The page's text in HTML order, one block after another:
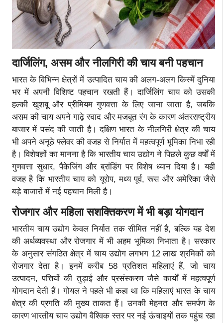
दार्जिलिंग, असम और नीलगिरी की चाय बनी पहचान
भारत के विभिन्न क्षेत्रों में उत्पादित चाय की अलग-अलग किस्में दुनिया
भर में अपनी विशिष्ट पहचान रखती हैं। दार्जिलिंग चाय को उसकी
हल्की खुशबू और प्रीमियम गुणवत्ता के लिए जाना जाता है, जबकि
असम की चाय अपने गाढ़े स्वाद और मजबूत रंग के कारण अंतरराष्ट्रीय
बाजार में पसंद की जाती है। दक्षिण भारत के नीलगिरी क्षेत्र की चाय
भी अपने अनूठे फ्लेवर की वजह से निर्यात में महत्वपूर्ण भूमिका निभा रही
है। विशेषज्ञों का मानना है कि भारतीय चाय उद्योग ने पिछले कुछ वर्षों में
गुणवत्ता सुधार, पैकेजिंग और ब्रांडिंग पर विशेष ध्यान दिया है। यही
वजह है कि भारतीय चाय को यूरोप, मध्य पूर्व, रूस और अमेरिका जैसे
बड़े बाजारों में नई पहचान मिली है।
रोजगार और महिला सशक्तिकरण में भी बड़ा योगदान
भारतीय चाय उद्योग केवल निर्यात तक सीमित नहीं है, बल्कि यह देश
की अर्थव्यवस्था और रोजगार में भी अहम भूमिका निभाता है। सरकार
के अनुसार संगठित क्षेत्र में चाय उद्योग लगभग 12 लाख श्रमिकों को
रोजगार देता है। इनमें करीब 58 प्रतिशत महिलाएं हैं, जो चाय
उत्पादन, पत्तियों की तुड़ाई और प्रसंस्करण जैसे कार्यों में महत्वपूर्ण
योगदान देती हैं। गोयल ने पहले भी कहा था कि महिलाएं भारत के चाय
क्षेत्र की प्रगति की मुख्य ताकत हैं। उनकी मेहनत और समर्पण के
कारण भारतीय चाय उद्योग वैश्विक स्तर पर नई ऊंचाइयों तक पहुंच रहा